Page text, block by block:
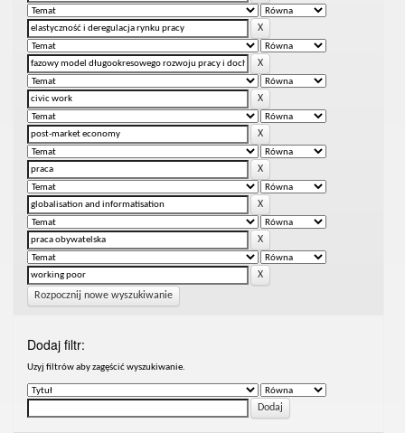
Rozpocznij nowe wyszukiwanie
Dodaj filtr:
Uzyj filtrów aby zagęścić wyszukiwanie.